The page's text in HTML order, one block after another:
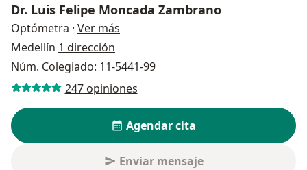
Dr. Luis Felipe Moncada Zambrano
Optómetra · Ver más
Medellín 1 dirección
Núm. Colegiado: 11-5441-99
247 opiniones
Agendar cita
Enviar mensaje